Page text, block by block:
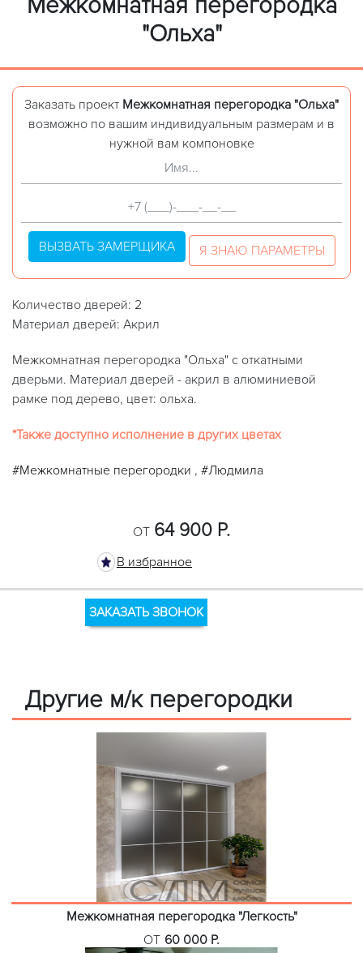
"Ольха"
Заказать проект Межкомнатная перегородка "Ольха"
возможно по вашим индивидуальным размерам и в
нужной вам компоновке
ВЫЗВАТЬ ЗАМЕРЩИКА Я ЗНАЮ ПАРАМЕТРЫ
Количество дверей: 2
Материал дверей: Акрил
Межкомнатная перегородка "Ольха" с откатными
дверьми. Материал дверей - акрил в алюминиевой
рамке под дерево, цвет: ольха.
*Также доступно исполнение в других цветах
#Межкомнатные перегородки , #Людмила
ОТ 64 900 Р.
В избранное
ЗАКАЗАТЬ ЗВОНОК
Другие м/к перегородки
Межкомнатная перегородка "Легкость"
ОТ 60 000 Р.